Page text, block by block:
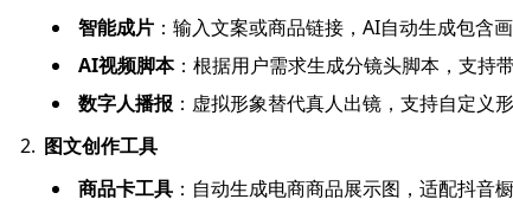
智能成片：输入文案或商品链接，AI自动生成包含
AI视频脚本：根据用户需求生成分镜头脚本，支持
数字人播报：虚拟形象替代真人出镜，支持自定义形
图文创作工具
商品卡工具：自动生成电商商品展示图，适配抖音